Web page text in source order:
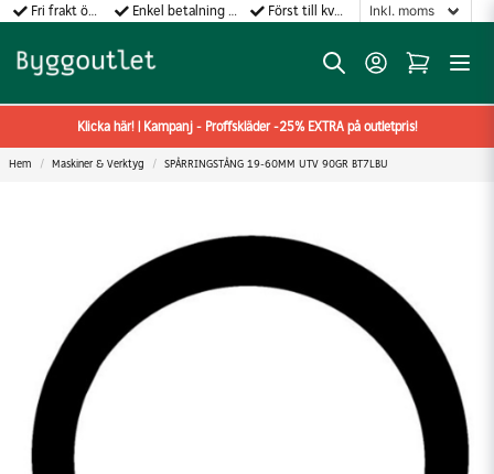
Fri frakt över 499:- Enkel betalning med Klarna Först till kvarn gäller!
Klicka här! | Kampanj - Proffskläder -25% EXTRA på outletpris!
Hem Maskiner & Verktyg SPÅRRINGSTÅNG 19-60MM UTV 90GR BT7LBU